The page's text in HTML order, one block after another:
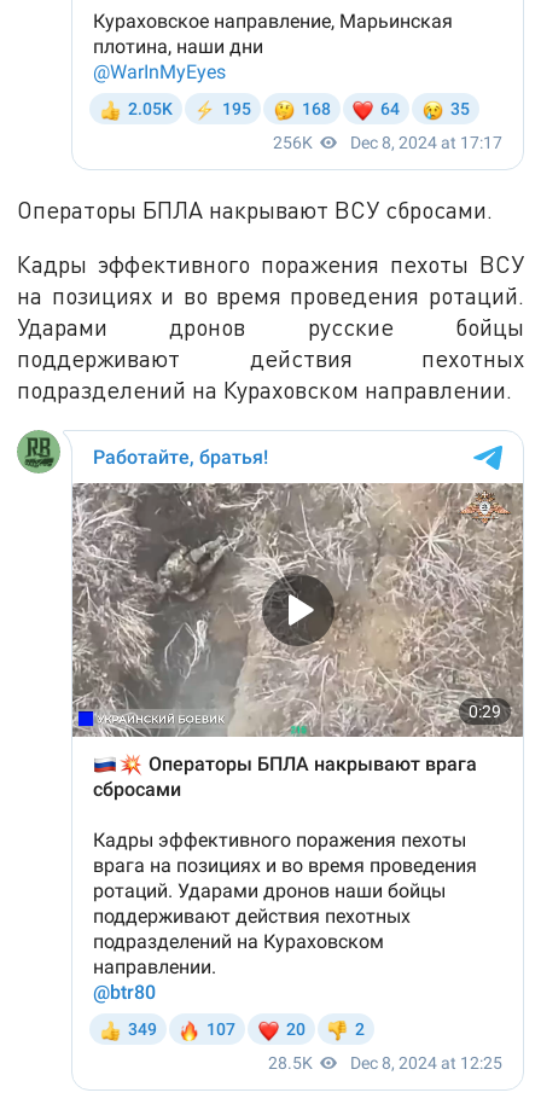
Операторы БПЛА накрывают ВСУ сбросами.
Кадры эффективного поражения пехоты ВСУ
на позициях и во время проведения ротаций.
Ударами дронов русские бойцы
поддерживают действия пехотных
подразделений на Кураховском направлении.